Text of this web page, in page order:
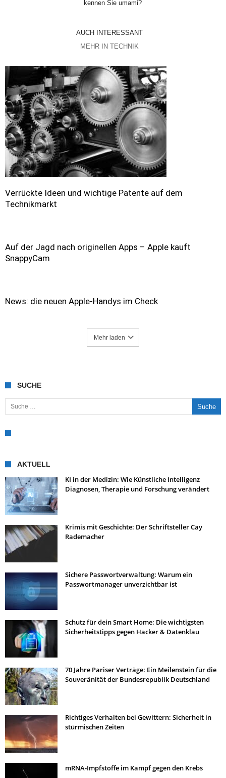
kennen Sie umami?
AUCH INTERESSANT
MEHR IN TECHNIK
Verrückte Ideen und wichtige Patente auf dem
Technikmarkt
Auf der Jagd nach originellen Apps – Apple kauft
SnappyCam
News: die neuen Apple-Handys im Check
Mehr laden
SUCHE
Suche nach:
AKTUELL
KI in der Medizin: Wie Künstliche Intelligenz
Diagnosen, Therapie und Forschung verändert
Krimis mit Geschichte: Der Schriftsteller Cay
Rademacher
Sichere Passwortverwaltung: Warum ein
Passwortmanager unverzichtbar ist
Schutz für dein Smart Home: Die wichtigsten
Sicherheitstipps gegen Hacker & Datenklau
70 Jahre Pariser Verträge: Ein Meilenstein für die
Souveränität der Bundesrepublik Deutschland
Richtiges Verhalten bei Gewittern: Sicherheit in
stürmischen Zeiten
mRNA-Impfstoffe im Kampf gegen den Krebs